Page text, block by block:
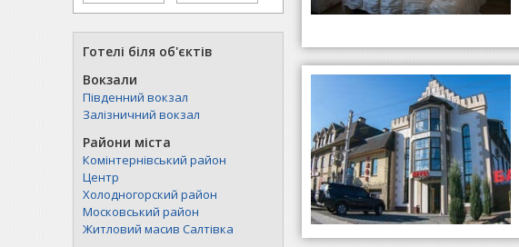
Готелі біля об'єктів
Вокзали
Південний вокзал
Залізничний вокзал
Райони міста
Комінтернівський район
Центр
Холодногорский район
Московський район
Житловий масив Салтівка